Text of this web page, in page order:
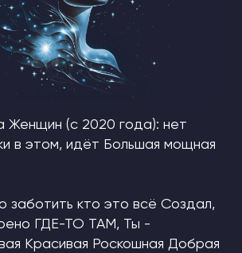
Женщин (с 2020 года): нет
в этом, идёт Большая мощная
заботить кто это всё Создал,
ГДЕ-ТО ТАМ, Ты -
Красивая Роскошная Добрая